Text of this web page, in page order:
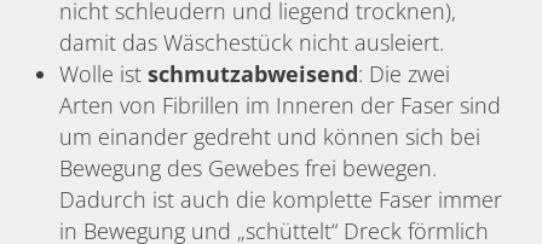
nicht schleudern und liegend trocknen),
damit das Wäschestück nicht ausleiert.
Wolle istschmutzabweisend: Die zwei
Arten von Fibrillen im Inneren der Faser sind
um einander gedreht und können sich bei
Bewegung des Gewebes frei bewegen.
Dadurch ist auch die komplette Faser immer
in Bewegung und „schüttelt“ Dreck förmlich